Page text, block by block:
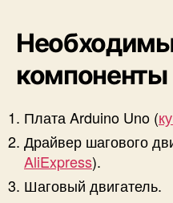
компоненты
Плата Arduino Uno (
Драйвер шагового
AliExpress).
Шаговый двигатель.